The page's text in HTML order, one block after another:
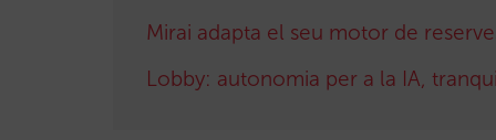
Mirai adapta el seu motor de
Lobby: autonomia per a la IA,